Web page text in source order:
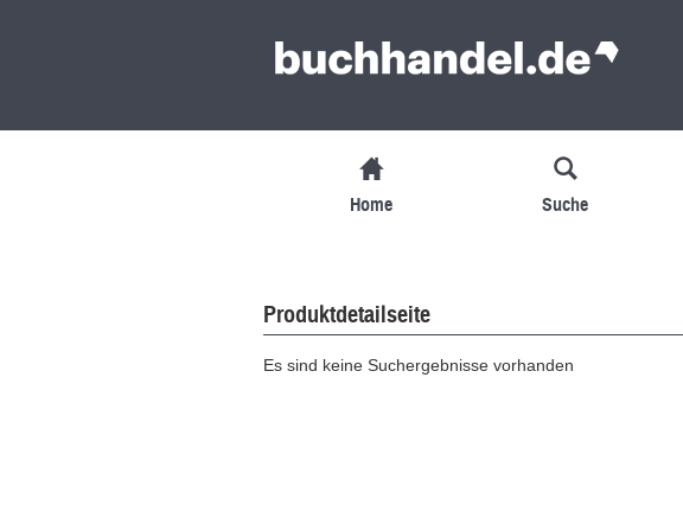
Home Suche
Produktdetailseite
Es sind keine Suchergebnisse vorhanden